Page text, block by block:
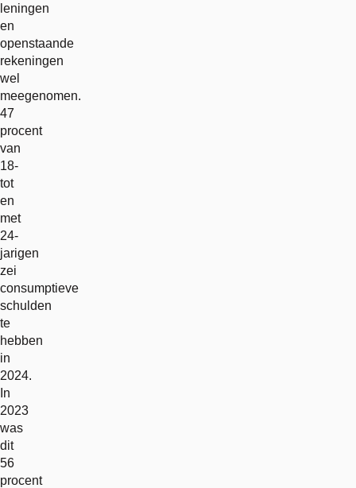
leningen
en
openstaande
rekeningen
wel
meegenomen.
47
procent
van
18-
tot
en
met
24-
jarigen
zei
consumptieve
schulden
te
hebben
in
2024.
In
2023
was
dit
56
procent